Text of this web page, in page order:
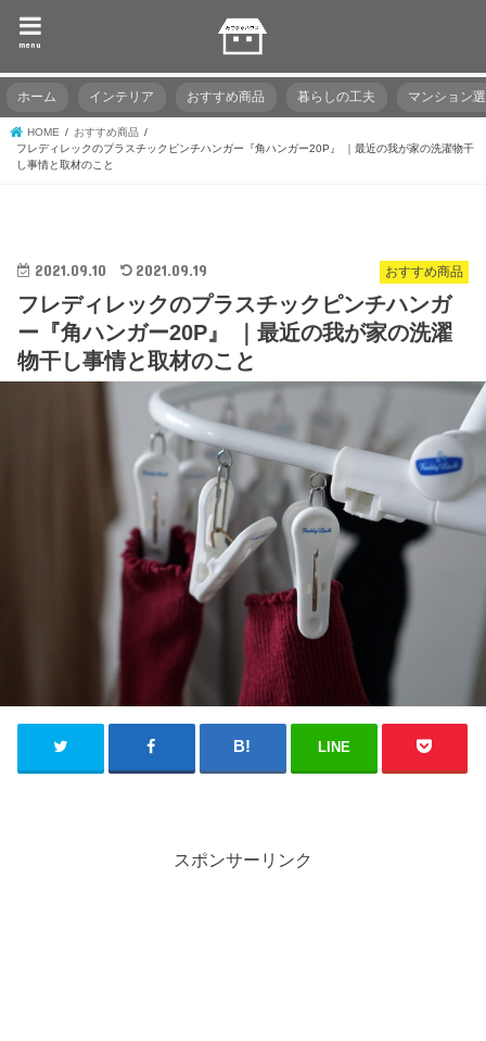
menu
ホーム インテリア おすすめ商品 暮らしの工夫 マンション
HOME
おすすめ商品
フレディレックのプラスチックピンチハンガー『角ハンガー20P』 ｜最近の我が家の洗濯物干
し事情と取材のこと
おすすめ商品
2021.09.10 2021.09.19
フレディレックのプラスチックピンチハンガ
ー『角ハンガー20P』 ｜最近の我が家の洗濯
物干し事情と取材のこと
LINE
スポンサーリンク